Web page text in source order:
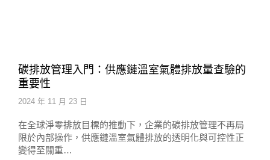
碳排放管理入門：供應鏈溫室氣體排放量查驗的
重要性
2024 年 11 月 23 日
在全球淨零排放目標的推動下，企業的碳排放管理不再局
限於內部操作，供應鏈溫室氣體排放的透明化與可控性正
變得至關重…